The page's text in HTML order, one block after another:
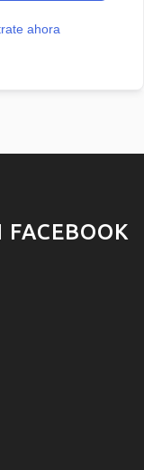
ahora
FACEBOOK